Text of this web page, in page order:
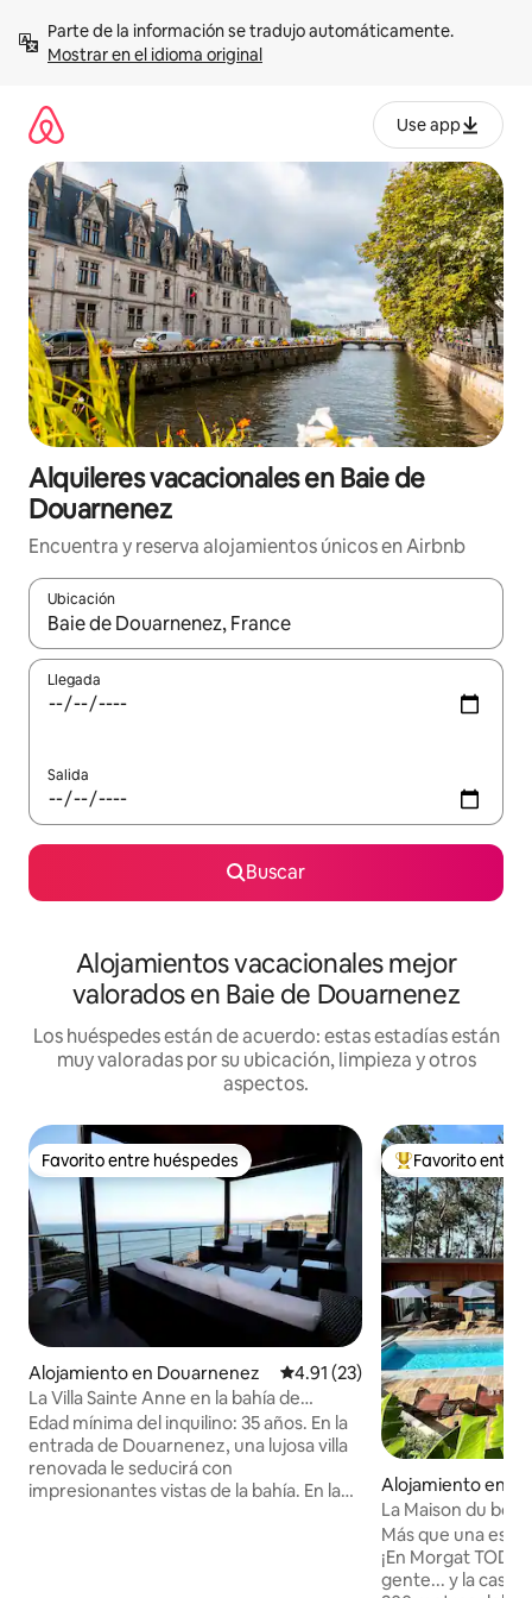
contenidoMostrar en el idioma original
Use app
Alquileres vacacionales en Baie de
Douarnenez
Encuentra y reserva alojamientos únicos en Airbnb
Ubicación
Cuando los resultados estén disponibles, navega con las
Llegada
Salida
Buscar
Alojamientos vacacionales mejor
valorados en Baie de Douarnenez
Los huéspedes están de acuerdo: estas estadías están
muy valoradas por su ubicación, limpieza y otros
aspectos.
Favorito entre huéspedes
Favorito entre huéspedes
Alojamiento en Douarnenez Calificación promedio: 4.91 de
4.91 (23)
La Villa Sainte Anne en la bahía de
Douarnenez
Edad mínima del inquilino: 35 años. En la
entrada de Douarnenez, una lujosa villa
renovada le seducirá con
impresionantes vistas de la bahía. En la
Favorito entre
Favorito entre
Alojamiento en
La Maison du
Ar C Hoad
Más que una
¡En Morgat TODO es
gente... y la casa, por